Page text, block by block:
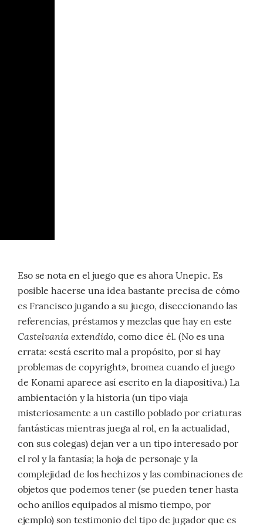
Eso se nota en el juego que es ahora Unepic. Es
posible hacerse una idea bastante precisa de cómo
es Francisco jugando a su juego, diseccionando las
referencias, préstamos y mezclas que hay en este
Castelvania extendido, como dice él. (No es una
errata: «está escrito mal a propósito, por si hay
problemas de copyright», bromea cuando el juego
de Konami aparece así escrito en la diapositiva.) La
ambientación y la historia (un tipo viaja
misteriosamente a un castillo poblado por criaturas
fantásticas mientras juega al rol, en la actualidad,
con sus colegas) dejan ver a un tipo interesado por
el rol y la fantasía; la hoja de personaje y la
complejidad de los hechizos y las combinaciones de
objetos que podemos tener (se pueden tener hasta
ocho anillos equipados al mismo tiempo, por
ejemplo) son testimonio del tipo de jugador que es